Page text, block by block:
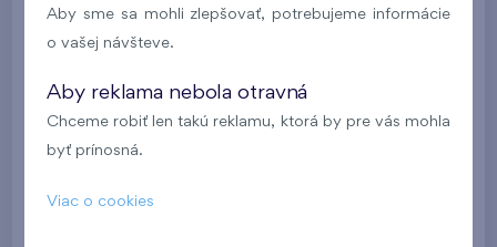
Aby sme sa mohli zlepšovať, potrebujeme informácie
o vašej návšteve.
Aby reklama nebola otravná
Chceme robiť len takú reklamu, ktorá by pre vás mohla
byť prínosná.
Viac o cookies